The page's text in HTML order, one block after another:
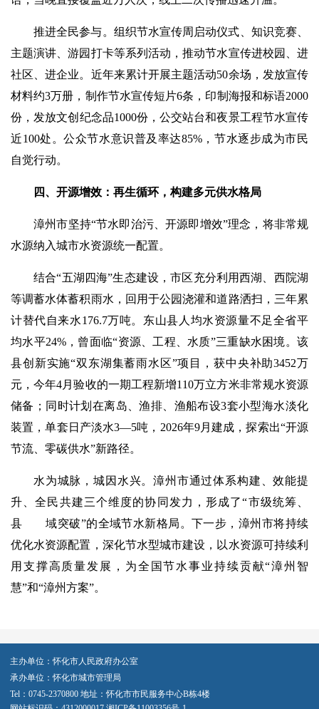
推进全民参与。组织节水宣传周启动仪式、知识竞赛、
主题演讲、游园打卡等系列活动，推动节水宣传进校园、进
社区、进企业。近年来累计开展主题活动50余场，发放宣传
材料约3万册，制作节水宣传短片6条，印制海报和标语2000
份，发放文创纪念品1000份，公交站台和夜景工程节水宣传
近100处。公众节水意识普及率达85%，节水逐步成为市民
自觉行动。
四、开源增效：再生循环，构建多元供水格局
漳州市坚持“节水即治污、开源即增效”理念，将非常规
水源纳入城市水资源统一配置。
结合“五湖四海”生态建设，市区充分利用西湖、西院湖
等调蓄水体蓄积雨水，回用于公园浇灌和道路洒扫，三年累
计替代自来水176.7万吨。东山县人均水资源量不足全省平
均水平24%，曾面临“资源、工程、水质”三重缺水困境。该
县创新实施“双东湖集蓄雨水区”项目，获中央补助3452万
元，今年4月验收的一期工程新增110万立方米非常规水资源
储备；同时计划在离岛、渔排、渔船布设3套小型海水淡化
装置，单套日产淡水3—5吨，2026年9月建成，探索出“开源
节流、零碳供水”新路径。
水为城脉，城因水兴。漳州市通过体系构建、效能提
升、全民共建三个维度的协同发力，形成了“市级统筹、
县 域突破”的全域节水新格局。下一步，漳州市将持续
优化水资源配置，深化节水型城市建设，以水资源可持续利
用支撑高质量发展，为全国节水事业持续贡献“漳州智
慧”和“漳州方案”。
主办单位：怀化市人民政府办公室
承办单位：怀化市城市管理局
Tel：0745-2370800 地址：怀化市市民服务中心B栋4楼